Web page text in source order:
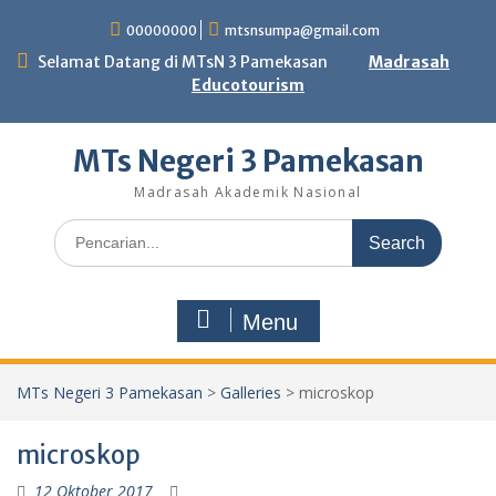
content
00000000 mtsnsumpa@gmail.com
Selamat Datang di MTsN 3 Pamekasan
Madrasah
Educotourism
MTs Negeri 3 Pamekasan
Madrasah Akademik Nasional
Search
for:
Menu
MTs Negeri 3 Pamekasan > Galleries > microskop
microskop
12 Oktober 2017